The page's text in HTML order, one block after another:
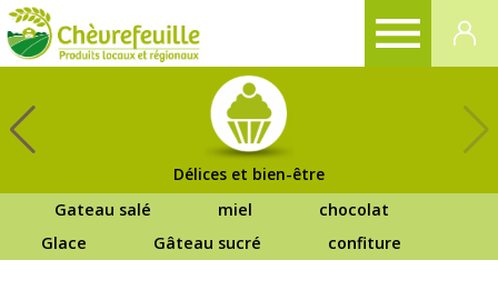
Délices et bien-être
Gateau salé
miel
chocolat
Glace
Gâteau sucré confiture